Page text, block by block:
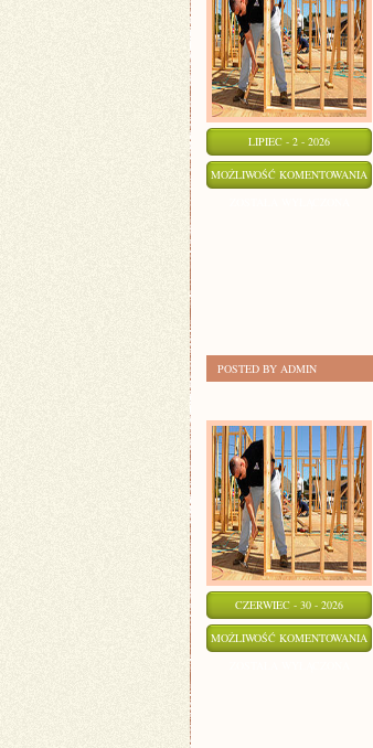
LIPIEC - 2 - 2026
MOŻLIWOŚĆ KOMENTOWANIA
POSTED BY ADMIN
CZERWIEC - 30 - 2026
MOŻLIWOŚĆ KOMENTOWANIA